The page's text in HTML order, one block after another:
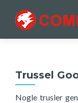
Trussel
Nogle trusler